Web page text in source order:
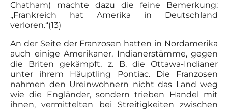
Chatham) machte dazu die feine Bemerkung:
„Frankreich hat Amerika in Deutschland
verloren.“(13)
An der Seite der Franzosen hatten in Nordamerika
auch einige Amerikaner, Indianerstämme, gegen
die Briten gekämpft, z. B. die Ottawa-Indianer
unter ihrem Häuptling Pontiac. Die Franzosen
nahmen den Ureinwohnern nicht das Land weg
wie die Engländer, sondern trieben Handel mit
ihnen, vermittelten bei Streitigkeiten zwischen